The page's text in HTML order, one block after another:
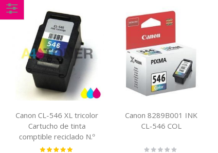
Canon CL-546 XL tricolor
Cartucho de tinta
comptible reciclado N.º
8288B001
Valoración:
Canon 8289B001 INK
CL-546 COL
Rating:
Comprar